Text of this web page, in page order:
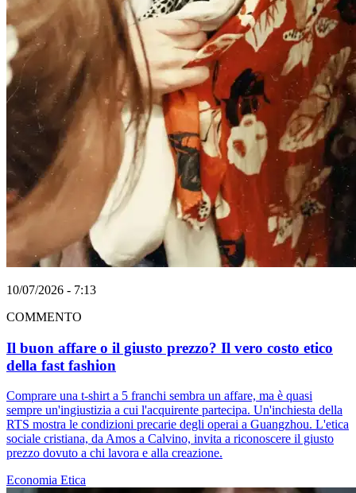
10/07/2026 - 7:13
COMMENTO
Il buon affare o il giusto prezzo? Il vero costo etico
della fast fashion
Comprare una t-shirt a 5 franchi sembra un affare, ma è quasi
sempre un'ingiustizia a cui l'acquirente partecipa. Un'inchiesta della
RTS mostra le condizioni precarie degli operai a Guangzhou. L'etica
sociale cristiana, da Amos a Calvino, invita a riconoscere il giusto
prezzo dovuto a chi lavora e alla creazione.
Economia Etica